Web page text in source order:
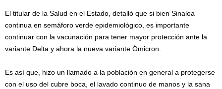
El titular de la Salud en el Estado, detalló que si bien Sinaloa
continua en semáforo verde epidemiológico, es importante
continuar con la vacunación para tener mayor protección ante la
variante Delta y ahora la nueva variante Ómicron.
Es así que, hizo un llamado a la población en general a protegerse
con el uso del cubre boca, el lavado continuo de manos y la sana